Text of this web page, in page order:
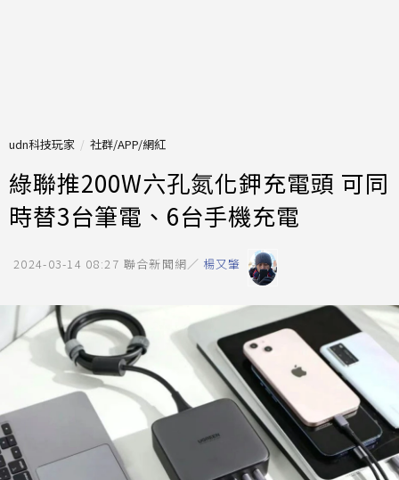
udn科技玩家 社群/APP/網紅
綠聯推200W六孔氮化鉀充電頭 可同
時替3台筆電、6台手機充電
2024-03-14 08:27 聯合新聞網／ 楊又肇